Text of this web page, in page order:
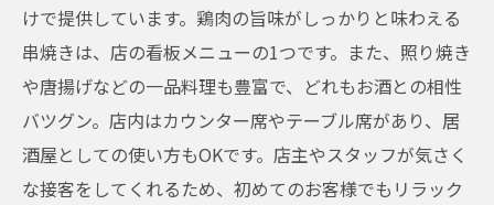
けで提供しています。鶏肉の旨味がしっかりと味わえる
串焼きは、店の看板メニューの1つです。また、照り焼き
や唐揚げなどの一品料理も豊富で、どれもお酒との相性
バツグン。店内はカウンター席やテーブル席があり、居
酒屋としての使い方もOKです。店主やスタッフが気さく
な接客をしてくれるため、初めてのお客様でもリラック